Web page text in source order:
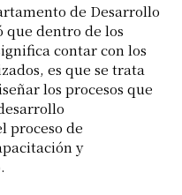
de Desarrollo
que dentro de los
contar con los
es que se trata
los procesos que
proceso de
y